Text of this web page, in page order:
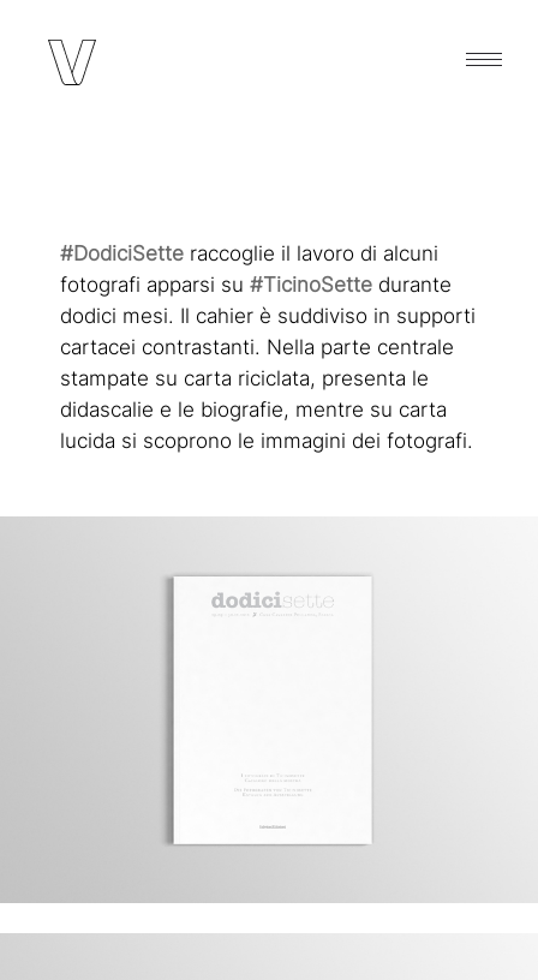
#DodiciSette raccoglie il lavoro di alcuni
fotografi apparsi su #TicinoSette durante
dodici mesi. Il cahier è suddiviso in supporti
cartacei contrastanti. Nella parte centrale
stampate su carta riciclata, presenta le
didascalie e le biografie, mentre su carta
lucida si scoprono le immagini dei fotografi.